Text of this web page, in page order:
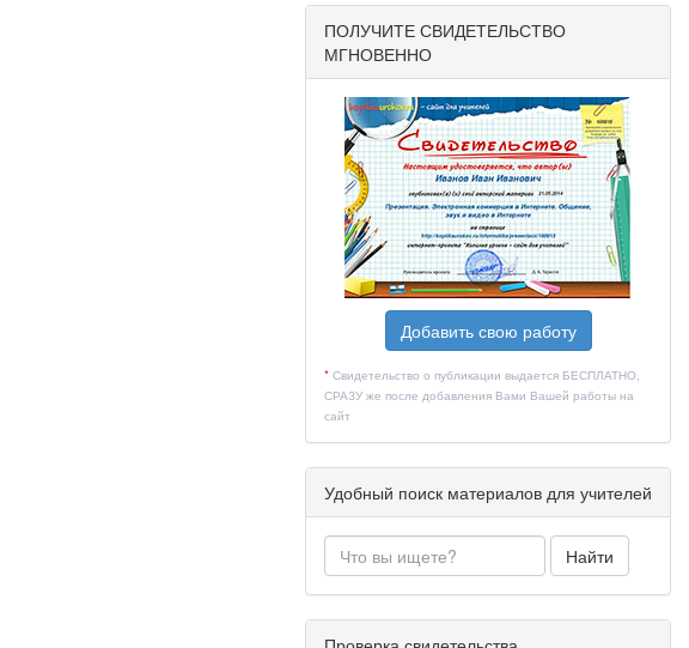
ПОЛУЧИТЕ СВИДЕТЕЛЬСТВО
МГНОВЕННО
Добавить свою работу
* Свидетельство о публикации выдается БЕСПЛАТНО,
СРАЗУ же после добавления Вами Вашей работы на
сайт
Удобный поиск материалов для учителей
Найти